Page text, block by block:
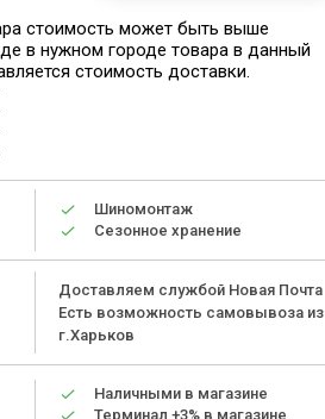
стоимость может быть выше
в нужном городе товара в данный
стоимость доставки.
Шиномонтаж
Сезонное хранение
Доставляем службой Новая Почта
Есть возможность самовывоза из
г.Харьков
Наличными в магазине
Терминал +3% в магазине